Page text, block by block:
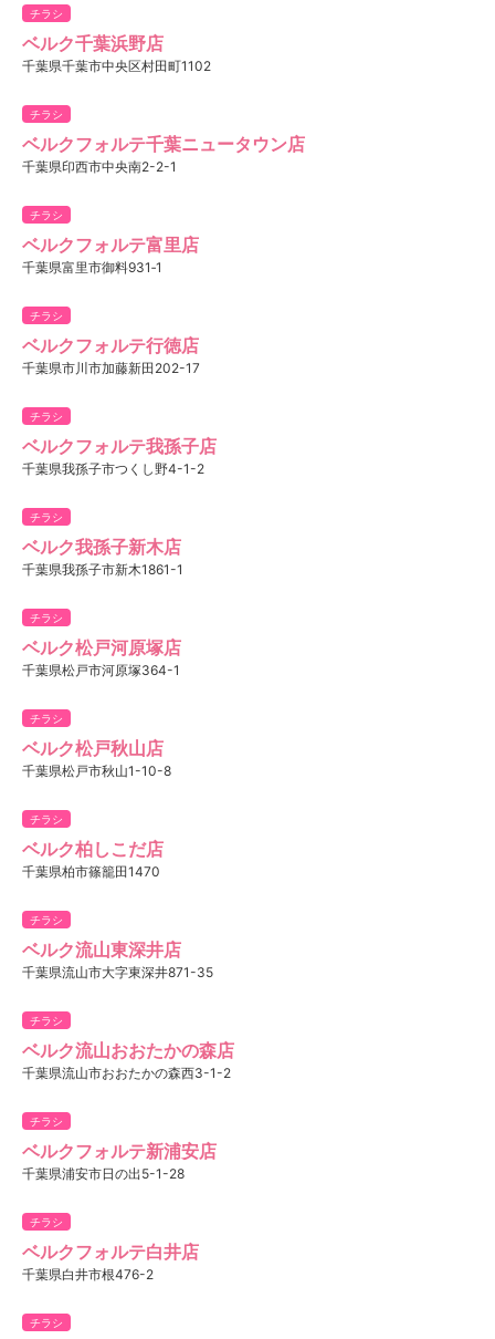
チラシ
ベルク千葉浜野店
千葉県千葉市中央区村田町1102
チラシ
ベルクフォルテ千葉ニュータウン店
千葉県印西市中央南2-2-1
チラシ
ベルクフォルテ富里店
千葉県富里市御料931‐1
チラシ
ベルクフォルテ行徳店
千葉県市川市加藤新田202-17
チラシ
ベルクフォルテ我孫子店
千葉県我孫子市つくし野4-1-2
チラシ
ベルク我孫子新木店
千葉県我孫子市新木1861-1
チラシ
ベルク松戸河原塚店
千葉県松戸市河原塚364-1
チラシ
ベルク松戸秋山店
千葉県松戸市秋山1-10-8
チラシ
ベルク柏しこだ店
千葉県柏市篠籠田1470
チラシ
ベルク流山東深井店
千葉県流山市大字東深井871-35
チラシ
ベルク流山おおたかの森店
千葉県流山市おおたかの森西3-1-2
チラシ
ベルクフォルテ新浦安店
千葉県浦安市日の出5-1-28
チラシ
ベルクフォルテ白井店
千葉県白井市根476-2
チラシ